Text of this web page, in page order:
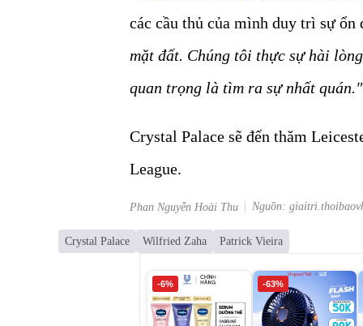
các cầu thủ của mình duy trì sự ổn
mặt đất. Chúng tôi thực sự hài
quan trọng là tìm ra sự nhất quán."
Crystal Palace sẽ đến thăm
League.
Phan Nguyễn Hoài Thu Nguồn:
Crystal Palace Wilfried Zaha Patrick Vieira
-6% -63%